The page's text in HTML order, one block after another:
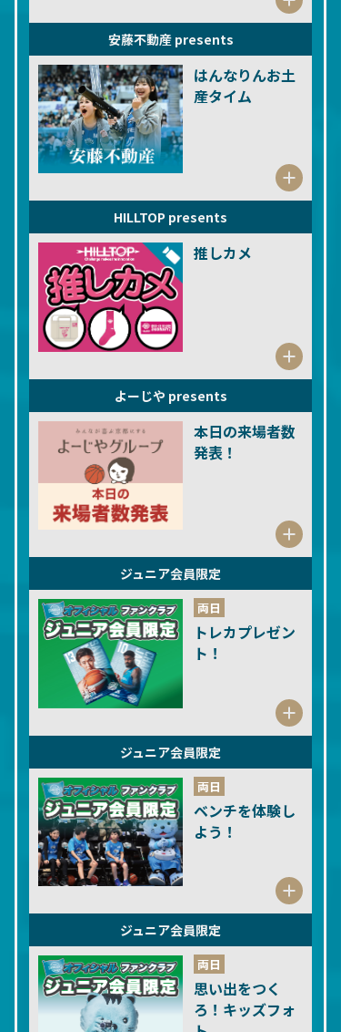
安藤不動産 presents
はんなりんお土
産タイム
HILLTOP presents
推しカメ
よーじや presents
本日の来場者数
発表！
ジュニア会員限定
両日
トレカプレゼン
ト！
ジュニア会員限定
両日
ベンチを体験し
よう！
ジュニア会員限定
両日
思い出をつく
ろ！キッズフォ